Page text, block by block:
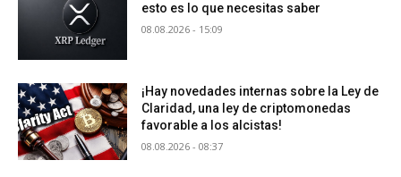
esto es lo que necesitas saber
08.08.2026 - 15:09
¡Hay novedades internas sobre la Ley de
Claridad, una ley de criptomonedas
favorable a los alcistas!
08.08.2026 - 08:37